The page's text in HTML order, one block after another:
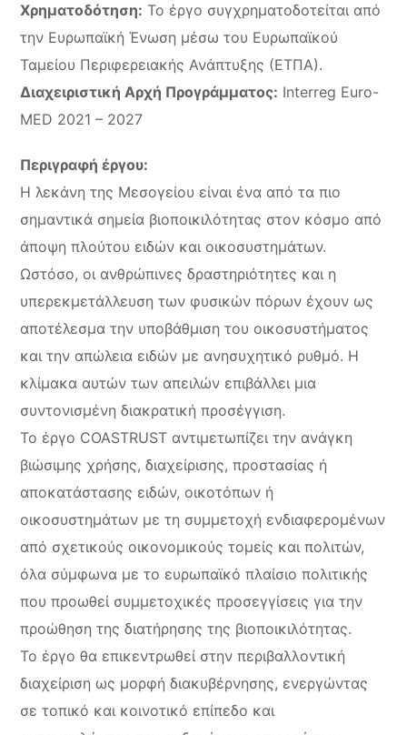
Χρηματοδότηση: Το έργο συγχρηματοδοτείται από
την Ευρωπαϊκή Ένωση μέσω του Ευρωπαϊκού
Ταμείου Περιφερειακής Ανάπτυξης (ΕΤΠΑ).
Διαχειριστική Αρχή Προγράμματος: Interreg Euro-
MED 2021 – 2027
Περιγραφή έργου:
Η λεκάνη της Μεσογείου είναι ένα από τα πιο
σημαντικά σημεία βιοποικιλότητας στον κόσμο από
άποψη πλούτου ειδών και οικοσυστημάτων.
Ωστόσο, οι ανθρώπινες δραστηριότητες και η
υπερεκμετάλλευση των φυσικών πόρων έχουν ως
αποτέλεσμα την υποβάθμιση του οικοσυστήματος
και την απώλεια ειδών με ανησυχητικό ρυθμό. Η
κλίμακα αυτών των απειλών επιβάλλει μια
συντονισμένη διακρατική προσέγγιση.
Το έργο COASTRUST αντιμετωπίζει την ανάγκη
βιώσιμης χρήσης, διαχείρισης, προστασίας ή
αποκατάστασης ειδών, οικοτόπων ή
οικοσυστημάτων με τη συμμετοχή ενδιαφερομένων
από σχετικούς οικονομικούς τομείς και πολιτών,
όλα σύμφωνα με το ευρωπαϊκό πλαίσιο πολιτικής
που προωθεί συμμετοχικές προσεγγίσεις για την
προώθηση της διατήρησης της βιοποικιλότητας.
Το έργο θα επικεντρωθεί στην περιβαλλοντική
διαχείριση ως μορφή διακυβέρνησης, ενεργώντας
σε τοπικό και κοινοτικό επίπεδο και